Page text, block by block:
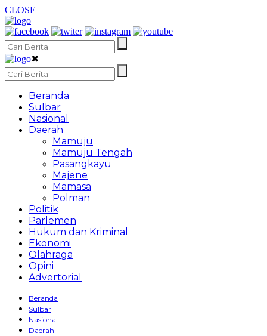
CLOSE
✖
Beranda
Sulbar
Nasional
Daerah
Mamuju
Mamuju Tengah
Pasangkayu
Majene
Mamasa
Polman
Politik
Parlemen
Hukum dan Kriminal
Ekonomi
Olahraga
Opini
Advertorial
Beranda
Sulbar
Nasional
Daerah